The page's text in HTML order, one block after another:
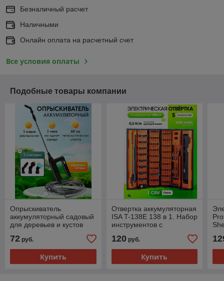
Безналичный расчет
Наличными
Онлайн оплата на расчетный счет
Все условия оплаты
Подобные товары компании
Опрыскиватель
аккумуляторный садовый
для деревьев и кустов
Телескопическая штанга
60 см
72 руб.
Купить
Отвертка аккумуляторная
ISA T-138E 138 в 1. Набор
инструментов с
электрической отверткой
120 магнитных бит
120руб.
Купить